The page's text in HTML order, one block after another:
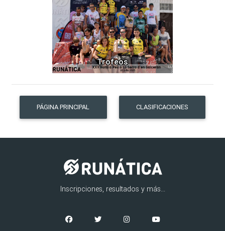
Trofeos
PÁGINA PRINCIPAL CLASIFICACIONES
Inscripciones, resultados y más...